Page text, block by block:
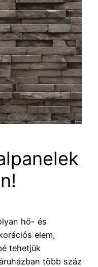
hő- és
elem,
tehetjük
több száz